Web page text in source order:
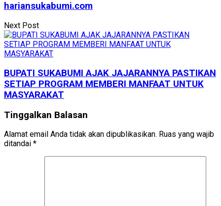
hariansukabumi.com
Next Post
BUPATI SUKABUMI AJAK JAJARANNYA PASTIKAN
SETIAP PROGRAM MEMBERI MANFAAT UNTUK
MASYARAKAT
Tinggalkan Balasan
Alamat email Anda tidak akan dipublikasikan. Ruas yang wajib
ditandai *